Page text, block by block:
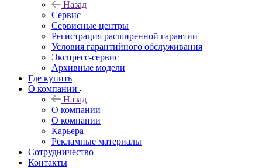
Назад
Сервис
Сервисные центры
Регистрация расширенной гарантии
Условия гарантийного обслуживания
Экспресс-сервис
Архивные модели
Где купить
О компании
Назад
О компании
О компании
Карьера
Рекламные материалы
Сотрудничество
Контакты